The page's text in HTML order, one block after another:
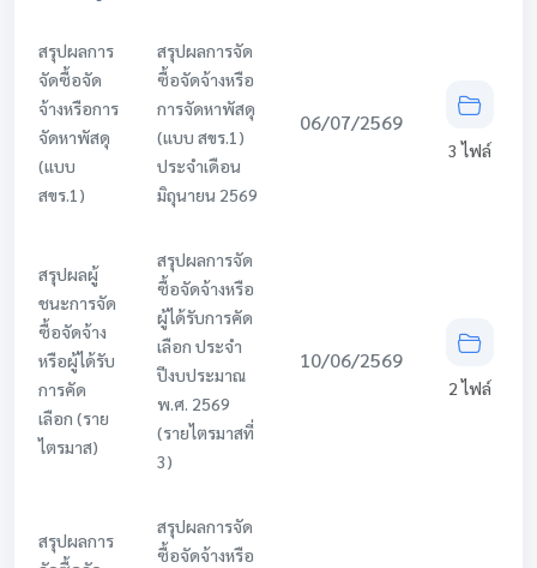
สรุปผลการ
จัดซื้อจัด
จ้างหรือการ
จัดหาพัสดุ
(แบบ
สขร.1)
สรุปผลการจัด
ซื้อจัดจ้างหรือ
การจัดหาพัสดุ
(แบบ สขร.1)
ประจำเดือน
มิถุนายน 2569
06/07/2569
3 ไฟล์
สรุปผลผู้
ชนะการจัด
ซื้อจัดจ้าง
หรือผู้ได้รับ
การคัด
เลือก (ราย
ไตรมาส)
สรุปผลการจัด
ซื้อจัดจ้างหรือ
ผู้ได้รับการคัด
เลือก ประจำ
ปีงบประมาณ
พ.ศ. 2569
(รายไตรมาสที่
3)
10/06/2569
2 ไฟล์
สรุปผลการ
สรุปผลการจัด
ซื้อจัดจ้างหรือ